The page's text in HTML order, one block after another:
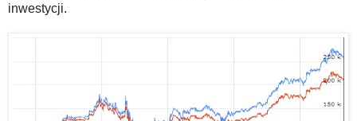
inwestycji.